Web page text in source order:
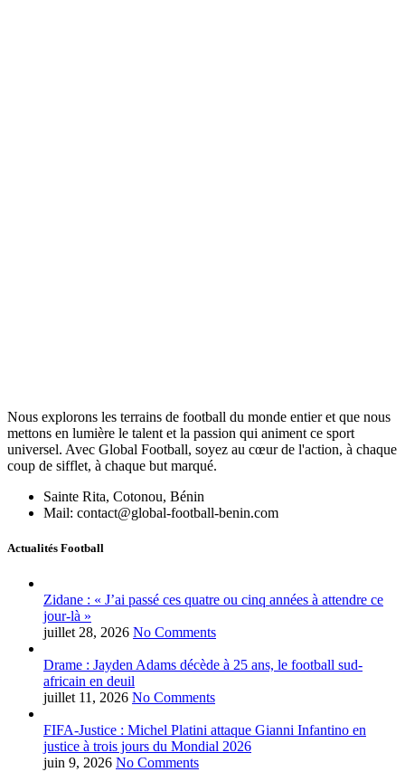
Nous explorons les terrains de football du monde entier et que nous
mettons en lumière le talent et la passion qui animent ce sport
universel. Avec Global Football, soyez au cœur de l'action, à chaque
coup de sifflet, à chaque but marqué.
Sainte Rita, Cotonou, Bénin
Mail: contact@global-football-benin.com
Actualités Football
Zidane : « J’ai passé ces quatre ou cinq années à attendre ce
jour-là »
juillet 28, 2026 No Comments
Drame : Jayden Adams décède à 25 ans, le football sud-
africain en deuil
juillet 11, 2026 No Comments
FIFA-Justice : Michel Platini attaque Gianni Infantino en
justice à trois jours du Mondial 2026
juin 9, 2026 No Comments